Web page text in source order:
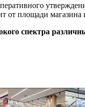
от площади
спектра